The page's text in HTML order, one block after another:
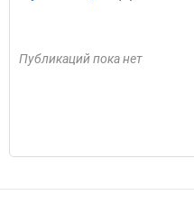
Публикаций пока нет